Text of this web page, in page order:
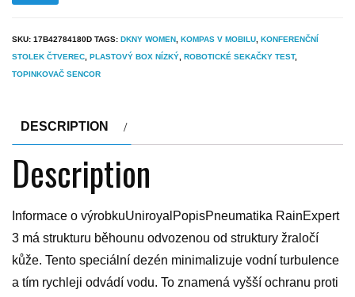
SKU: 17B42784180D TAGS: DKNY WOMEN, KOMPAS V MOBILU, KONFERENČNÍ
STOLEK ČTVEREC, PLASTOVÝ BOX NÍZKÝ, ROBOTICKÉ SEKAČKY TEST,
TOPINKOVAČ SENCOR
DESCRIPTION
Description
Informace o výrobkuUniroyalPopisPneumatika RainExpert
3 má strukturu běhounu odvozenou od struktury žraločí
kůže. Tento speciální dezén minimalizuje vodní turbulence
a tím rychleji odvádí vodu. To znamená vyšší ochranu proti